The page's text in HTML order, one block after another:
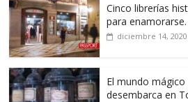
Cinco librerías
para enamorarse.
diciembre 14, 2020
El mundo
desembarca en